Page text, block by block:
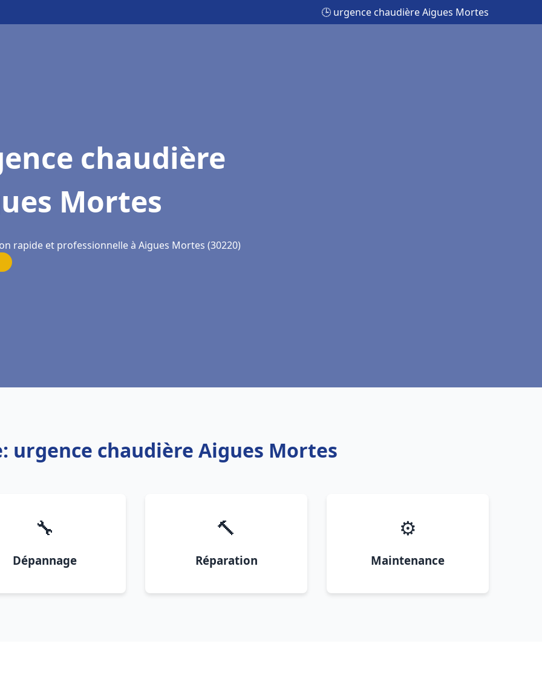
🕒 urgence chaudière Aigues Mortes
chaudière
Mortes
rapide et professionnelle à Aigues Mortes (30220)
urgence chaudière Aigues Mortes
🔧
Dépannage
🔨
Réparation
⚙️
Maintenance